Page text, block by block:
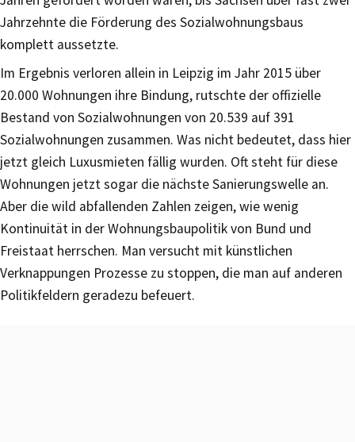
Jahrzehnte die Förderung des Sozialwohnungsbaus
komplett aussetzte.
Im Ergebnis verloren allein in Leipzig im Jahr 2015 über
20.000 Wohnungen ihre Bindung, rutschte der offizielle
Bestand von Sozialwohnungen von 20.539 auf 391
Sozialwohnungen zusammen. Was nicht bedeutet, dass hier
jetzt gleich Luxusmieten fällig wurden. Oft steht für diese
Wohnungen jetzt sogar die nächste Sanierungswelle an.
Aber die wild abfallenden Zahlen zeigen, wie wenig
Kontinuität in der Wohnungsbaupolitik von Bund und
Freistaat herrschen. Man versucht mit künstlichen
Verknappungen Prozesse zu stoppen, die man auf anderen
Politikfeldern geradezu befeuert.